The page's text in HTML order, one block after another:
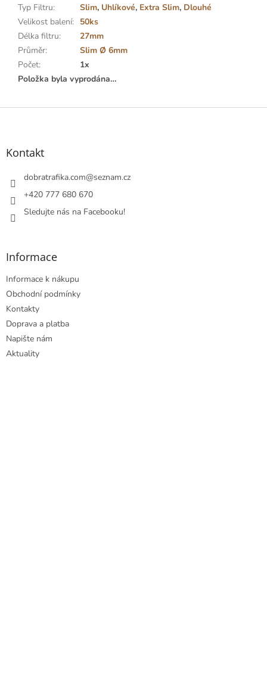
Typ Filtru: Slim, Uhlíkové, Extra Slim, Dlouhé
Velikost balení: 50ks
Délka filtru:
27mm
Průměr:
Slim Ø 6mm
Počet:
1x
Položka byla vyprodána…
Z
Kontakt
dobratrafika.com@seznam.cz
+420 777 680 670
Sledujte nás na Facebooku!
Informace
Informace k nákupu
Obchodní podmínky
Kontakty
Doprava a platba
Napište nám
Aktuality